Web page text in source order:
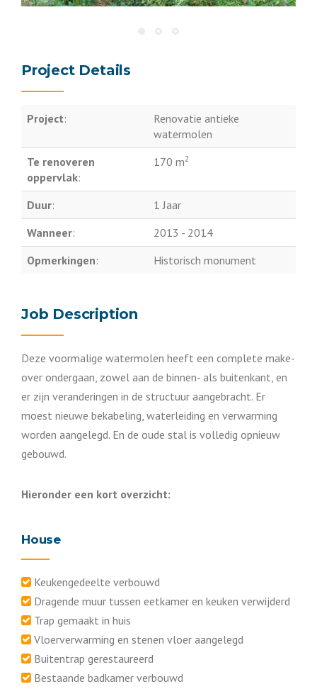
Project Details
Project:
Renovatie antieke
watermolen
Te renoveren
oppervlak:
170 m2
Duur:
1 Jaar
Wanneer:
2013 - 2014
Opmerkingen: Historisch monument
Job Description
Deze voormalige watermolen heeft een complete make-
over ondergaan, zowel aan de binnen- als buitenkant, en
er zijn veranderingen in de structuur aangebracht. Er
moest nieuwe bekabeling, waterleiding en verwarming
worden aangelegd. En de oude stal is volledig opnieuw
gebouwd.
Hieronder een kort overzicht:
House
Keukengedeelte verbouwd
Dragende muur tussen eetkamer en keuken verwijderd
Trap gemaakt in huis
Vloerverwarming en stenen vloer aangelegd
Buitentrap gerestaureerd
Bestaande badkamer verbouwd